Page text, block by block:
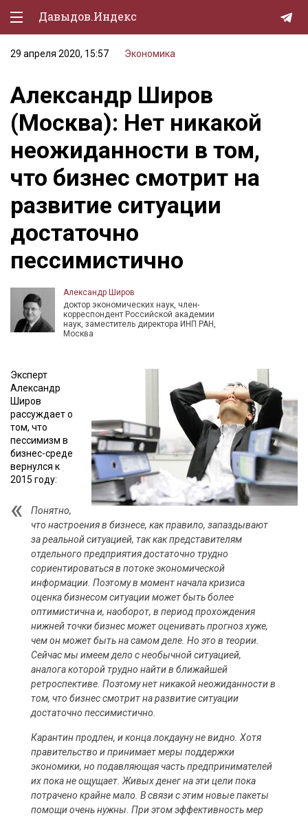
Давыдов.Индекс
Политическая жизнь
Экономика
Природа
Образование
Спорт
Культура
Lifestyle
Мурзилка
29 апреля 2020, 15:57 Экономика
Александр Широв
(Москва): Нет никакой
неожиданности в том,
что бизнес смотрит на
развитие ситуации
достаточно
пессимистично
Александр Широв
доктор экономических наук, член-
корреспондент Российской академии
наук, заместитель директора ИНП РАН,
Москва
Эксперт
Александр
Широв
рассуждает о
том, что
пессимизм в
бизнес-среде
вернулся к
2015 году:
Понятно,
что настроения в бизнесе, как правило, запаздывают
за реальной ситуацией, так как представителям
отдельного предприятия достаточно трудно
сориентироваться в потоке экономической
информации. Поэтому в момент начала кризиса
оценка бизнесом ситуации может быть более
оптимистична и, наоборот, в период прохождения
нижней точки бизнес может оценивать прогноз хуже,
чем он может быть на самом деле. Но это в теории.
Сейчас мы имеем дело с необычной ситуацией,
аналога которой трудно найти в ближайшей
ретроспективе. Поэтому нет никакой неожиданности в
том, что бизнес смотрит на развитие ситуации
достаточно пессимистично.
Карантин продлен, и конца локдауну не видно. Хотя
правительство и принимает меры поддержки
экономики, но подавляющая часть предпринимателей
их пока не ощущает. Живых денег на эти цели пока
потрачено крайне мало. В связи с этим новые пакеты
помощи очень нужны. При этом эффективность мер